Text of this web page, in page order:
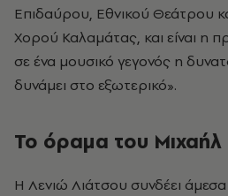
Επιδαύρου, Εθνικού Θεάτρου
Χορού Καλαμάτας, και είναι η
σε ένα μουσικό γεγονός η
δυνάμει στο εξωτερικό».
Το όραμα του
Η Λενιώ Λιάτσου συνδέει